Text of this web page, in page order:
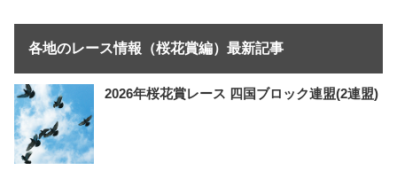
各地のレース情報（桜花賞編）最新記事
2026年桜花賞レース 四国ブロック連盟(2連盟)